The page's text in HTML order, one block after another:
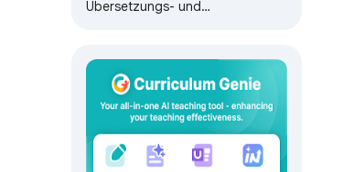
NeonLingo
Übersetzungs- und
fremdsprachigen Seiten beim
Vokabellernen…